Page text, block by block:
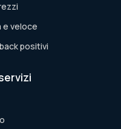
e veloce
positivi